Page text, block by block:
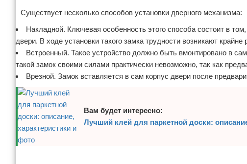
Существует несколько способов установки дверного механизма:
Накладной. Ключевая особенность этого способа состоит в
двери. В ходе установки такого замка трудности возникают крайне
Встроенный. Такое устройство должно быть вмонтировано в
такой замок своими силами практически невозможно, так как
Врезной. Замок вставляется в сам корпус двери после
Вам будет интересно:
Лучший клей для паркетной доски: